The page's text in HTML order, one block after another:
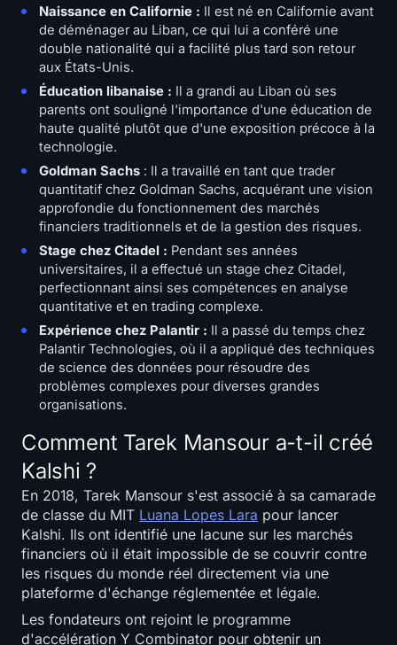
Suivi du gas de l'ETH
Suivi de portefeuille de cryptos
Calculateur de staking de cryptomonnaies
S'inscrire Connexion
Langue
Naissance en Californie : Il est né en Californie avant
de déménager au Liban, ce qui lui a conféré une
double nationalité qui a facilité plus tard son retour
aux États-Unis.
Éducation libanaise : Il a grandi au Liban où ses
parents ont souligné l'importance d'une éducation de
haute qualité plutôt que d'une exposition précoce à la
technologie.
Goldman Sachs : Il a travaillé en tant que trader
quantitatif chez Goldman Sachs, acquérant une vision
approfondie du fonctionnement des marchés
financiers traditionnels et de la gestion des risques.
Stage chez Citadel : Pendant ses années
universitaires, il a effectué un stage chez Citadel,
perfectionnant ainsi ses compétences en analyse
quantitative et en trading complexe.
Expérience chez Palantir : Il a passé du temps chez
Palantir Technologies, où il a appliqué des techniques
de science des données pour résoudre des
problèmes complexes pour diverses grandes
organisations.
Comment Tarek Mansour a-t-il créé
Kalshi ?
En 2018, Tarek Mansour s'est associé à sa camarade
de classe du MIT Luana Lopes Lara pour lancer
Kalshi. Ils ont identifié une lacune sur les marchés
financiers où il était impossible de se couvrir contre
les risques du monde réel directement via une
plateforme d'échange réglementée et légale.
Les fondateurs ont rejoint le programme
d'accélération Y Combinator pour obtenir un